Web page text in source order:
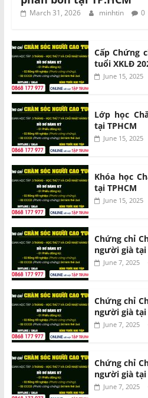
March 31, 2026 minhtin 0
Cấp Chứng
tuổi XKLĐ
June 15, 2025
Lớp học
tại TPHCM
June 15, 2025
Khóa học
tại TPHCM
June 15, 2025
Chứng chỉ
người già tại
June 7, 2025
Chứng chỉ
người già tại
June 7, 2025
Chứng chỉ
người già tại
June 7, 2025